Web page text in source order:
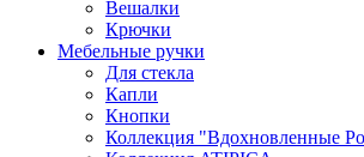
Вешалки
Крючки
Мебельные ручки
Для стекла
Капли
Кнопки
Коллекция "Вдохновленные